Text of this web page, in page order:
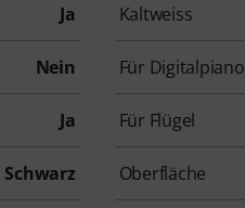
Ja Kaltweiss
Nein Für Digitalpiano
Ja Für Flügel
Schwarz Oberfläche